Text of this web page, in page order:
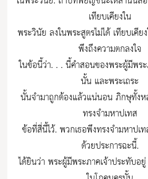
เทียบเคียงใน
พระวินัย ลงในพระสูตรไม่ได้ เทียบเคีย
พึงถึงความตกลงใจ
ในข้อนี้ว่า. . . นี้คำสอนของพระผู้มีพร
นั้น และพระเถระ
นั้นจำมาถูกต้องแล้วแน่นอน ภิกษุทั้งห
ทรงจำมหาปเทส
ข้อที่สี่นี้ไว้. พวกเธอพึงทรงจำมหาปเ
ด้วยประการฉะนี้.
ได้ยินว่า พระผู้มีพระภาคเจ้าประทับ